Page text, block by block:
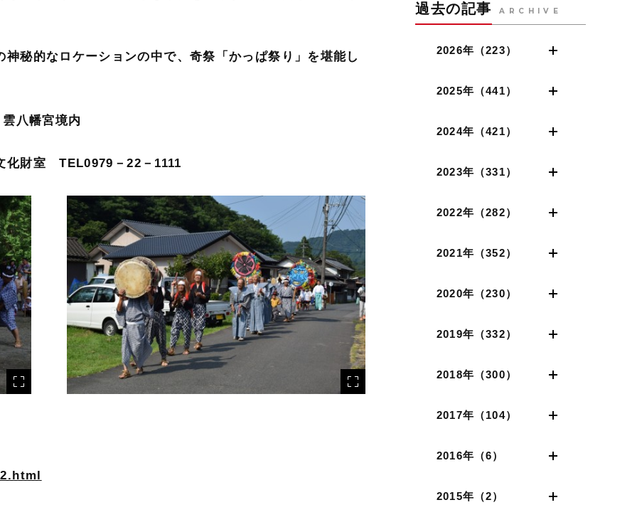
秘的なロケーションの中で、奇祭「かっぱ祭り」を堪能し
八幡宮境内
財室 TEL0979－22－1111
過去の記事 ARCHIVE
2026年（223）
2025年（441）
2024年（421）
2023年（331）
2022年（282）
2021年（352）
2020年（230）
2019年（332）
2018年（300）
2017年（104）
2016年（6）
2015年（2）